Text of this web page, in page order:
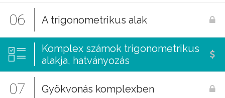
06 A trigonometrikus alak
Komplex számok trigonometrikus
alakja, hatványozás
07 Gyökvonás komplexben